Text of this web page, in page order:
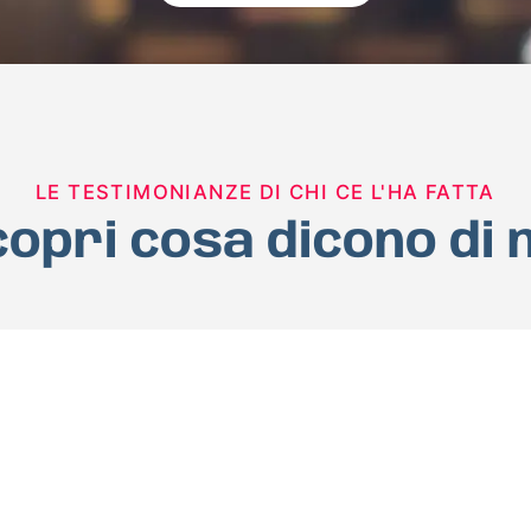
LE TESTIMONIANZE DI CHI CE L'HA FATTA
cosa dicono di